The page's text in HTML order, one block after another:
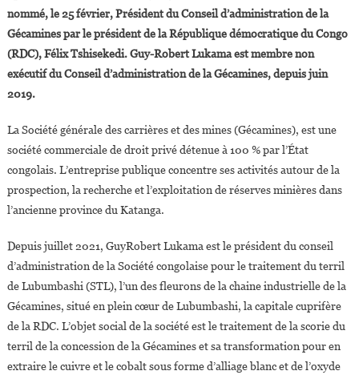
Robert
Lukama
Nommé
Président
De
La
Gécamines
nommé, le 25 février, Président du Conseil d’administration de la
Gécamines par le président de la République démocratique du Congo
(RDC), Félix Tshisekedi. Guy-Robert Lukama est membre non
exécutif du Conseil d’administration de la Gécamines, depuis juin
2019.
La Société générale des carrières et des mines (Gécamines), est une
société commerciale de droit privé détenue à 100 % par l’État
congolais. L’entreprise publique concentre ses activités autour de la
prospection, la recherche et l’exploitation de réserves minières dans
l’ancienne province du Katanga.
Depuis juillet 2021, GuyRobert Lukama est le président du conseil
d’administration de la Société congolaise pour le traitement du terril
de Lubumbashi (STL), l’un des fleurons de la chaine industrielle de la
Gécamines, situé en plein cœur de Lubumbashi, la capitale cuprifère
de la RDC. L’objet social de la société est le traitement de la scorie du
terril de la concession de la Gécamines et sa transformation pour en
extraire le cuivre et le cobalt sous forme d’alliage blanc et de l’oxyde